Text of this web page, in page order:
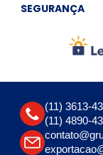
SEGURANÇA
(11) 3613-
(11) 4890-